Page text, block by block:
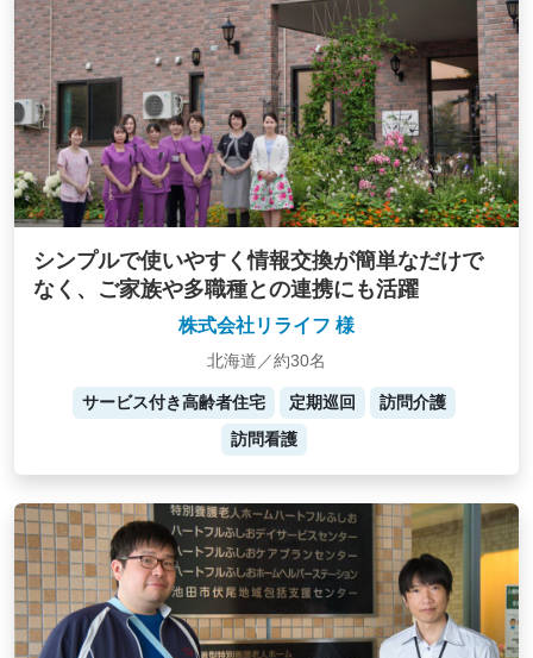
シンプルで使いやすく情報交換が簡単なだけで
なく、ご家族や多職種との連携にも活躍
株式会社リライフ 様
北海道／約30名
サービス付き高齢者住宅 定期巡回
訪問介護
訪問看護